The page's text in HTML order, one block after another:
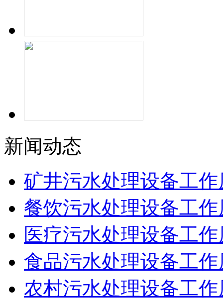
新闻动态
矿井污水处理设备工
餐饮污水处理设备工
医疗污水处理设备工
食品污水处理设备工
农村污水处理设备工